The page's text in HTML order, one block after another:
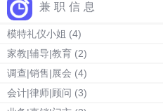
兼职信息
模特礼仪小姐 (4)
家教|辅导|教育 (2)
调查|销售|展会 (4)
会计|律师|顾问 (3)